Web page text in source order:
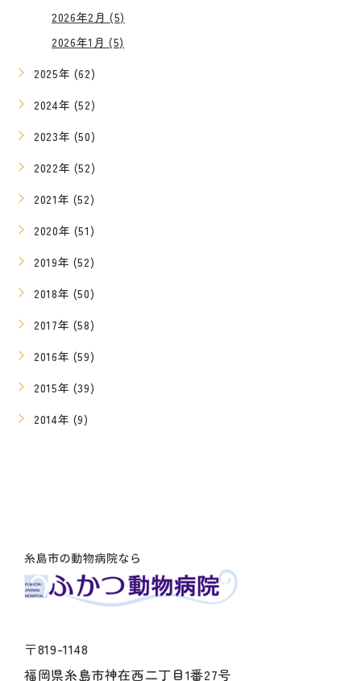
2026年2月 (5)
2026年1月 (5)
2025年 (62)
2024年 (52)
2023年 (50)
2022年 (52)
2021年 (52)
2020年 (51)
2019年 (52)
2018年 (50)
2017年 (58)
2016年 (59)
2015年 (39)
2014年 (9)
〒819-1148
福岡県糸島市神在西二丁目1番27号